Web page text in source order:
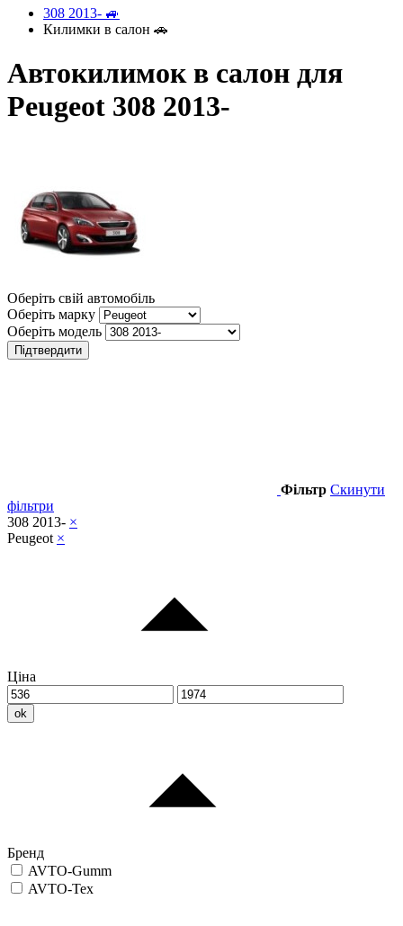
308 2013- 🚙
Килимки в салон 🚗
Автокилимок в салон для
Peugeot 308 2013-
Оберіть свій автомобіль
Оберіть марку
Оберіть модель
Підтвердити
Фільтр Скинути
фільтри
308 2013- ×
Peugeot ×
Ціна
ok
Бренд
AVTO-Gumm
AVTO-Tex